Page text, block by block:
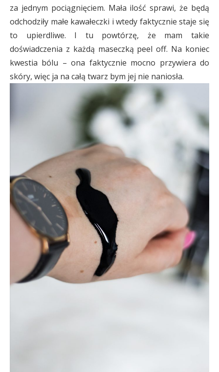
za jednym pociągnięciem. Mała ilość sprawi, że będą
odchodziły małe kawałeczki i wtedy faktycznie staje się
to upierdliwe. I tu powtórzę, że mam takie
doświadczenia z każdą maseczką peel off. Na koniec
kwestia bólu – ona faktycznie mocno przywiera do
skóry, więc ja na całą twarz bym jej nie naniosła.